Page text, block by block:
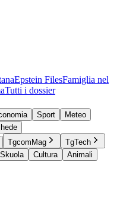
Epstein FilesFamiglia nel
Tutti i dossier
Sport
Meteo
TgcomMag
TgTech
Skuola Cultura
Animali